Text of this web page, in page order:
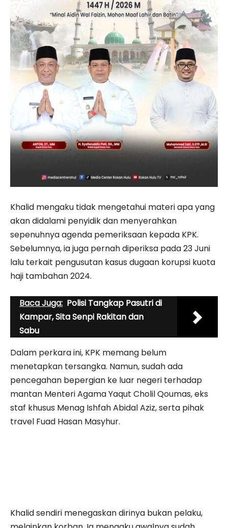
Khalid mengaku tidak mengetahui materi apa yang
akan didalami penyidik dan menyerahkan
sepenuhnya agenda pemeriksaan kepada KPK.
Sebelumnya, ia juga pernah diperiksa pada 23 Juni
lalu terkait pengusutan kasus dugaan korupsi kuota
haji tambahan 2024.
Baca Juga: Polisi Tangkap Pasutri di
Kampar, Sita Senpi Rakitan dan
Sabu
Dalam perkara ini, KPK memang belum
menetapkan tersangka. Namun, sudah ada
pencegahan bepergian ke luar negeri terhadap
mantan Menteri Agama Yaqut Cholil Qoumas, eks
staf khusus Menag Ishfah Abidal Aziz, serta pihak
travel Fuad Hasan Masyhur.
Khalid sendiri menegaskan dirinya bukan pelaku,